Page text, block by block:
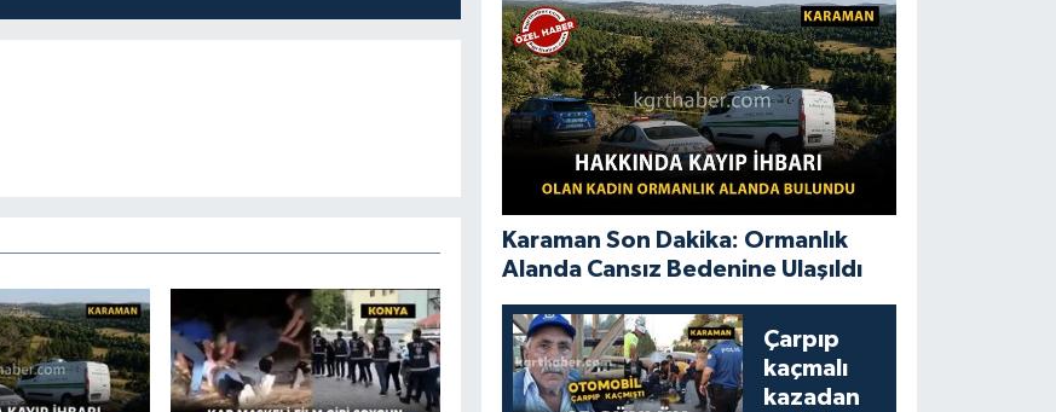
Karaman Son Dakika: Ormanlık
Alanda Cansız Bedenine Ulaşıldı
Çarpıp
kaçmalı
kazadan